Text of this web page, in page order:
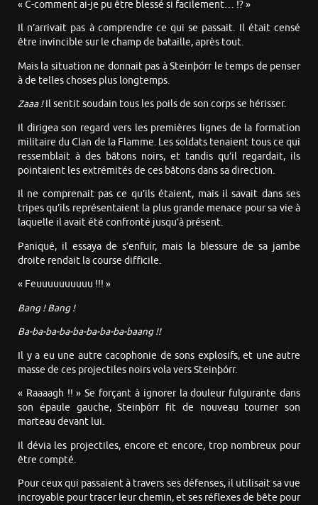
« C-comment ai-je pu être blessé si facilement… !? »
Il n’arrivait pas à comprendre ce qui se passait. Il était censé
être invincible sur le champ de bataille, après tout.
Mais la situation ne donnait pas à Steinþórr le temps de penser
à de telles choses plus longtemps.
Zaaa !Il sentit soudain tous les poils de son corps se hérisser.
Il dirigea son regard vers les premières lignes de la formation
militaire du Clan de la Flamme. Les soldats tenaient tous ce qui
ressemblait à des bâtons noirs, et tandis qu’il regardait, ils
pointaient les extrémités de ces bâtons dans sa direction.
Il ne comprenait pas ce qu’ils étaient, mais il savait dans ses
tripes qu’ils représentaient la plus grande menace pour sa vie à
laquelle il avait été confronté jusqu’à présent.
Paniqué, il essaya de s’enfuir, mais la blessure de sa jambe
droite rendait la course difficile.
« Feuuuuuuuuuu !!! »
Bang ! Bang !
Ba-ba-ba-ba-ba-ba-ba-ba-baang !!
Il y a eu une autre cacophonie de sons explosifs, et une autre
masse de ces projectiles noirs vola vers Steinþórr.
« Raaaagh !! » Se forçant à ignorer la douleur fulgurante dans
son épaule gauche, Steinþórr fit de nouveau tourner son
marteau devant lui.
Il dévia les projectiles, encore et encore, trop nombreux pour
être compté.
Pour ceux qui passaient à travers ses défenses, il utilisait sa vue
incroyable pour tracer leur chemin, et ses réflexes de bête pour